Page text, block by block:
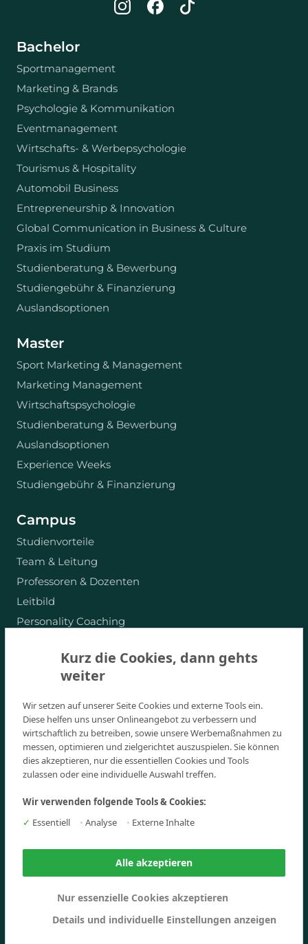
Bachelor
Sportmanagement
Marketing & Brands
Psychologie & Kommunikation
Eventmanagement
Wirtschafts- & Werbepsychologie
Tourismus & Hospitality
Automobil Business
Entrepreneurship & Innovation
Global Communication in Business & Culture
Praxis im Studium
Studienberatung & Bewerbung
Studiengebühr & Finanzierung
Auslandsoptionen
Master
Sport Marketing & Management
Marketing Management
Wirtschaftspsychologie
Studienberatung & Bewerbung
Auslandsoptionen
Experience Weeks
Studiengebühr & Finanzierung
Campus
Studienvorteile
Team & Leitung
Professoren & Dozenten
Leitbild
Personality Coaching
Für Unternehmen
Jobs am Campus
Corporate Responsibility
Standorte
Studienzentrum München
Studienzentrum Nürnberg
Studienzentrum Palma de Mallorca
News
Ratgeber
Beratung
Kurz die Cookies, dann gehts
weiter
Wir setzen auf unserer Seite Cookies und externe Tools ein.
Diese helfen uns unser Onlineangebot zu verbessern und
wirtschaftlich zu betreiben, sowie unsere Werbemaßnahmen zu
messen, optimieren und zielgerichtet auszuspielen. Sie können
dies akzeptieren, nur die essentiellen Cookies und Tools
zulassen oder eine individuelle Auswahl treffen.
Wir verwenden folgende Tools & Cookies:
✓ Essentiell • Analyse • Externe Inhalte
Alle akzeptieren
Nur essenzielle Cookies akzeptieren
Details und individuelle Einstellungen anzeigen